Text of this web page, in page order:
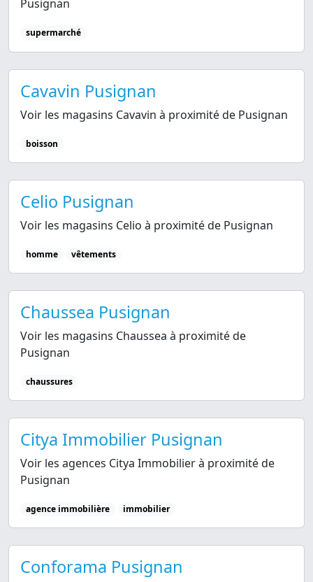
Pusignan
supermarché
Cavavin Pusignan
Voir les magasins Cavavin à proximité de Pusignan
boisson
Celio Pusignan
Voir les magasins Celio à proximité de Pusignan
homme vêtements
Chaussea Pusignan
Voir les magasins Chaussea à proximité de
Pusignan
chaussures
Citya Immobilier Pusignan
Voir les agences Citya Immobilier à proximité de
Pusignan
agence immobilière immobilier
Conforama Pusignan